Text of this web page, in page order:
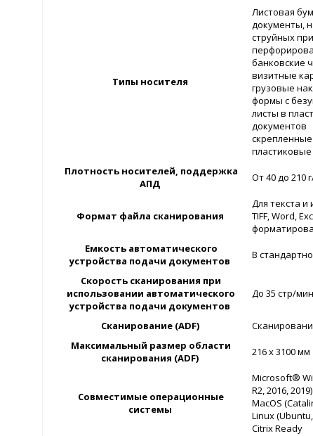
Типы носителя
Листовая
документы,
струйных
банковские
визитные
грузовые
формы с
листы в
документов
Плотность носителей, поддержка
АПД
От 40 до 210
Формат файла сканирования
Для текста и
TIFF, Word,
Емкость автоматического
устройства подачи документов
В
Скорость сканирования при
использовании автоматического
устройства подачи документов
До 35 стр/
Сканирование (ADF)
Максимальный размер области
сканирования (ADF)
216 x 3100 мм
Совместимые операционные
системы
Microsoft®
R2, 2016, 2019)
MacOS
Linux
Citrix Ready